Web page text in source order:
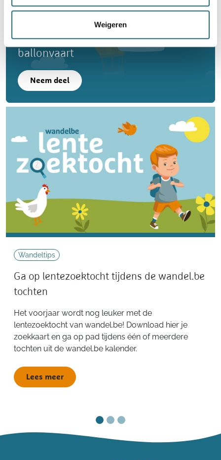
Weigeren
Word lid en maak kans op een
ballonvaart
Neem deel
Wandeltips
Ga op lentezoektocht tijdens de wandel.be
tochten
Het voorjaar wordt nog leuker met de
lentezoektocht van wandel.be! Download hier je
zoekkaart en ga op pad tijdens één of meerdere
tochten uit de wandel.be kalender.
Lees meer